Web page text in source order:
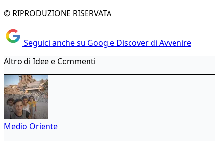
© RIPRODUZIONE RISERVATA
Seguici anche su Google Discover di Avvenire
Altro di Idee e Commenti
Medio Oriente